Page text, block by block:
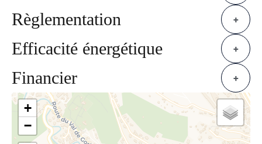
Règlementation +
Efficacité énergétique +
Financier +
+
−